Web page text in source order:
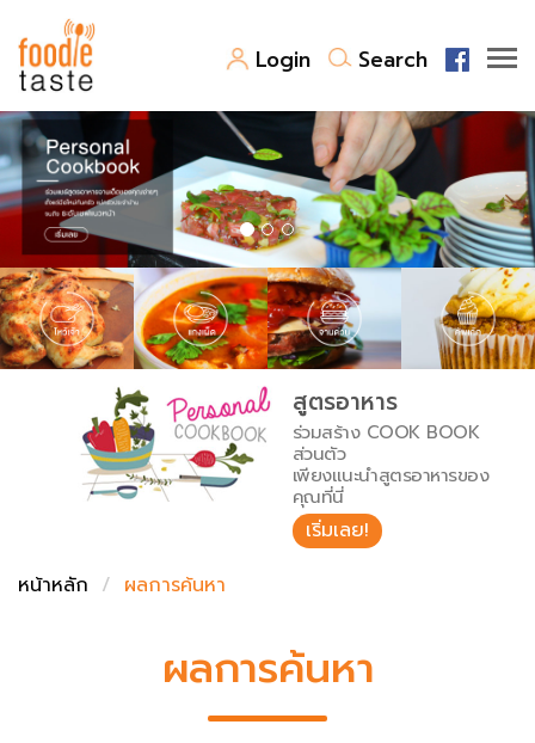
Login Search
สูตรอาหาร
สูตรอาหารล่าสุด
Top Foodie
พาไปชิม
สารพันก้นครัว
เคล็ดลับน่ารู้
เปรียบเทียบหน่วยการตวง
เปรียบเทียบอุณหภูมิ
เปรียบเทียบน้ำหนักวัตถุดิบ
FoodPedia
สร้าง Cookbook
สูตรอาหาร
ร่วมสร้าง COOK BOOK
ส่วนตัว
เพียงแนะนำสูตรอาหารของ
คุณที่นี่
เริ่มเลย!
หน้าหลัก
ผลการค้นหา
ผลการค้นหา